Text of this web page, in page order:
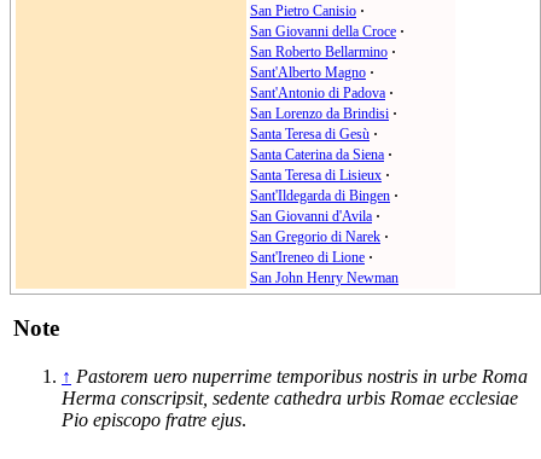
San Pietro Canisio ·
San Giovanni della Croce ·
San Roberto Bellarmino ·
Sant'Alberto Magno ·
Sant'Antonio di Padova ·
San Lorenzo da Brindisi ·
Santa Teresa di Gesù ·
Santa Caterina da Siena ·
Santa Teresa di Lisieux ·
Sant'Ildegarda di Bingen ·
San Giovanni d'Avila ·
San Gregorio di Narek ·
Sant'Ireneo di Lione ·
San John Henry Newman
Note
↑ Pastorem uero nuperrime temporibus nostris in urbe Roma
Herma conscripsit, sedente cathedra urbis Romae ecclesiae
Pio episcopo fratre ejus.